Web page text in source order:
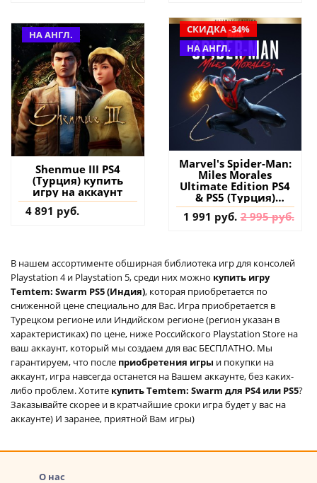
НА АНГЛ.
Shenmue III PS4
(Турция) купить
игру на аккаунт
4 891 руб.
СКИДКА -34%
НА АНГЛ.
Marvel's Spider-Man:
Miles Morales
Ultimate Edition PS4
& PS5 (Турция)
купить игру на
аккаунт
1 991 руб. 2 995 руб.
В нашем ассортименте обширная библиотека игр для консолей
Playstation 4 и Playstation 5, среди них можно купить игру
Temtem: Swarm PS5 (Индия), которая приобретается по
сниженной цене специально для Вас. Игра приобретается в
Турецком регионе или Индийском регионе (регион указан в
характеристиках) по цене, ниже Российского Playstation Store на
ваш аккаунт, который мы создаем для вас БЕСПЛАТНО. Мы
гарантируем, что после приобретения игры и покупки на
аккаунт, игра навсегда останется на Вашем аккаунте, без каких-
либо проблем. Хотите купить Temtem: Swarm для PS4 или PS5?
Заказывайте скорее и в кратчайшие сроки игра будет у вас на
аккаунте) И заранее, приятной Вам игры)
О нас